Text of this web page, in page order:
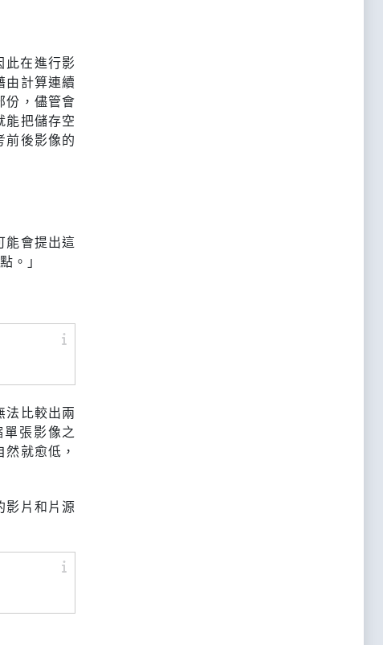
此在進行影
由計算連續
份，儘管會
能把儲存空
前後影像的
能會提出這
。」
法比較出兩
張影像之
就愈低，
影片和片源